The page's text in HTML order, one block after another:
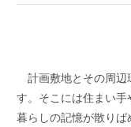
計画敷地とその周辺
す。そこには住まい
暮らしの記憶が散り